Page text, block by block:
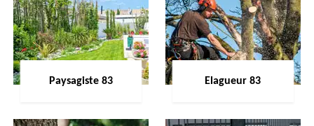
Paysagiste 83 Elagueur 83